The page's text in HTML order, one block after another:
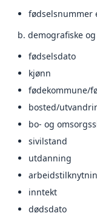
fødselsnummer
b. demografiske
fødselsdato
kjønn
fødekommune/
bosted/
bo- og
sivilstand
utdanning
inntekt
dødsdato